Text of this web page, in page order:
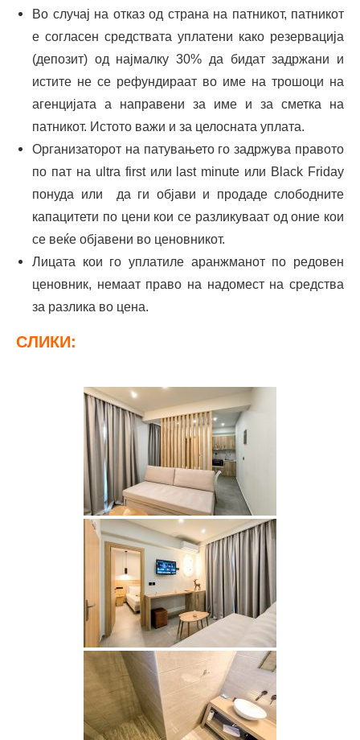
Во случај на отказ од страна на патникот, патникот
е согласен средствата уплатени како резервација
(депозит) од најмалку 30% да бидат задржани и
истите не се рефундираат во име на трошоци на
агенцијата а направени за име и за сметка на
патникот. Истото важи и за целосната уплата.
Организаторот на патувањето го задржува правото
по пат на ultra first или last minute или Black Friday
понуда или да ги објави и продаде слободните
капацитети по цени кои се разликуваат од оние кои
се веќе објавени во ценовникот.
Лицата кои го уплатиле аранжманот по редовен
ценовник, немаат право на надомест на средства
за разлика во цена.
СЛИКИ: